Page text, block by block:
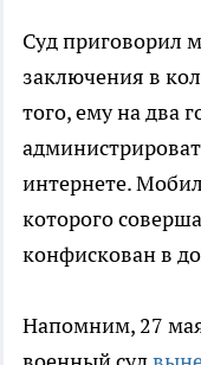
Суд приговорил
заключения в
того, ему на два
интернете.
которого
конфискован в
Напомним, 27